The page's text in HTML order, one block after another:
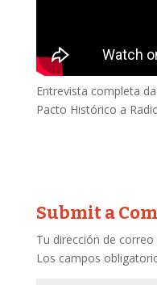
Entrevista completa
Pacto Histórico a
Submit a
Tu dirección de
Los campos